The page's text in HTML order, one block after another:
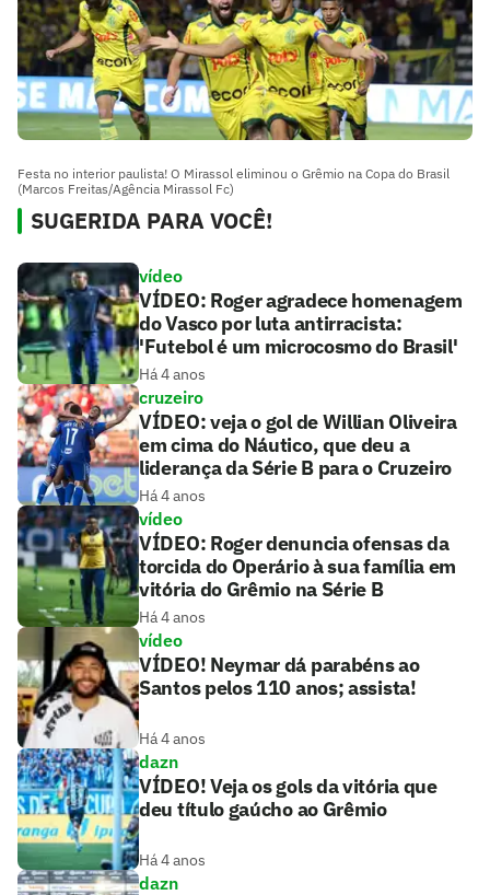
Festa no interior paulista! O Mirassol eliminou o Grêmio na Copa do Brasil
(Marcos Freitas/Agência Mirassol Fc)
SUGERIDA PARA VOCÊ!
vídeo
VÍDEO: Roger agradece homenagem
do Vasco por luta antirracista:
'Futebol é um microcosmo do Brasil'
Há 4 anos
cruzeiro
VÍDEO: veja o gol de Willian Oliveira
em cima do Náutico, que deu a
liderança da Série B para o Cruzeiro
Há 4 anos
vídeo
VÍDEO: Roger denuncia ofensas da
torcida do Operário à sua família em
vitória do Grêmio na Série B
Há 4 anos
vídeo
VÍDEO! Neymar dá parabéns ao
Santos pelos 110 anos; assista!
Há 4 anos
dazn
VÍDEO! Veja os gols da vitória que
deu título gaúcho ao Grêmio
Há 4 anos
dazn